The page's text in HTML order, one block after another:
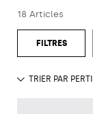
18 Articles